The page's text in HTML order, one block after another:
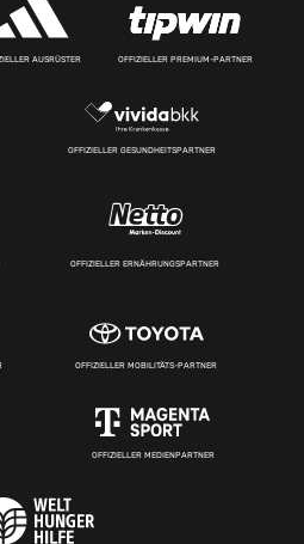
AUSRÜSTER OFFIZIELLER PREMIUM-PARTNER
OFFIZIELLER GESUNDHEITSPARTNER
OFFIZIELLER ERNÄHRUNGSPARTNER
OFFIZIELLER MOBILITÄTS-PARTNER
OFFIZIELLER MEDIENPARTNER